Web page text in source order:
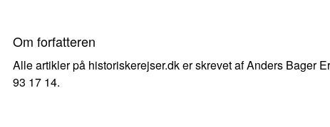
Om forfatteren
Alle artikler på historiskerejser.dk er skrevet af Anders Bager
93 17 14.